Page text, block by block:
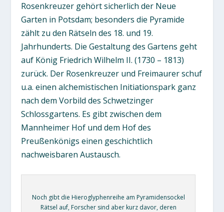
Rosenkreuzer gehört sicherlich der Neue
Garten in Potsdam; besonders die Pyramide
zählt zu den Rätseln des 18. und 19.
Jahrhunderts. Die Gestaltung des Gartens geht
auf König Friedrich Wilhelm II. (1730 – 1813)
zurück. Der Rosenkreuzer und Freimaurer schuf
u.a. einen alchemistischen Initiationspark ganz
nach dem Vorbild des Schwetzinger
Schlossgartens. Es gibt zwischen dem
Mannheimer Hof und dem Hof des
Preußenkönigs einen geschichtlich
nachweisbaren Austausch.
Noch gibt die Hieroglyphenreihe am Pyramidensockel
Rätsel auf, Forscher sind aber kurz davor, deren